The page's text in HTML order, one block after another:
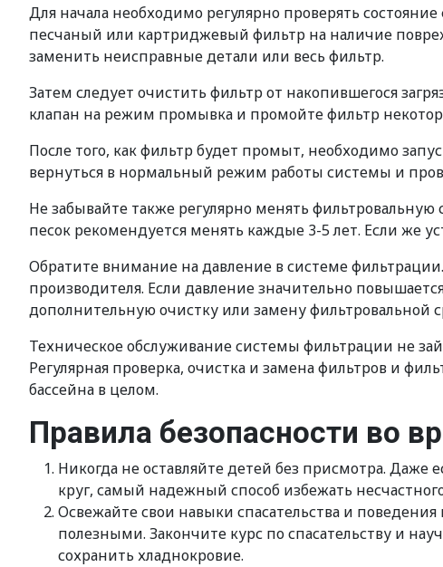
Для начала необходимо регулярно проверять
песчаный или картриджевый фильтр на наличие
заменить неисправные детали или весь фильтр.
Затем следует очистить фильтр от накопившегося
клапан на режим промывка и промойте фильтр
После того, как фильтр будет промыт, необходимо
вернуться в нормальный режим работы системы и
Не забывайте также регулярно менять
песок рекомендуется менять каждые 3-5 лет. Если же
Обратите внимание на давление в системе
производителя. Если давление значительно
дополнительную очистку или замену фильтровальной
Техническое обслуживание системы фильтрации не
Регулярная проверка, очистка и замена фильтров и
бассейна в целом.
Правила безопасности во
Никогда не оставляйте детей без присмотра. Даже
круг, самый надежный способ избежать
Освежайте свои навыки спасательства и
полезными. Закончите курс по спасательству и
сохранить хладнокровие.